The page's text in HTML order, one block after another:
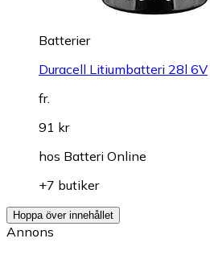
Batterier
Duracell Litiumbatteri 28l 6V
fr.
91 kr
hos Batteri Online
+7 butiker
Hoppa över innehållet
Annons